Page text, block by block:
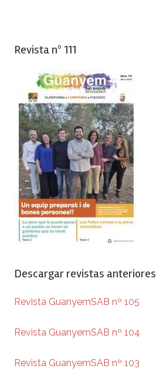
Revista nº 111
Descargar revistas anteriores
Revista GuanyemSAB nº 105
Revista GuanyemSAB nº 104
Revista GuanyemSAB nº 103